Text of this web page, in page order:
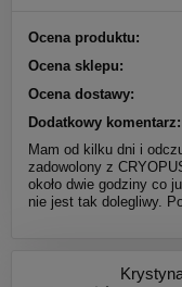
Ocena produktu:
Ocena sklepu:
Ocena dostawy:
Dodatkowy komentarz:
Mam od kilku dni i
zadowolony z
około dwie godziny co
nie jest tak dolegliwy.